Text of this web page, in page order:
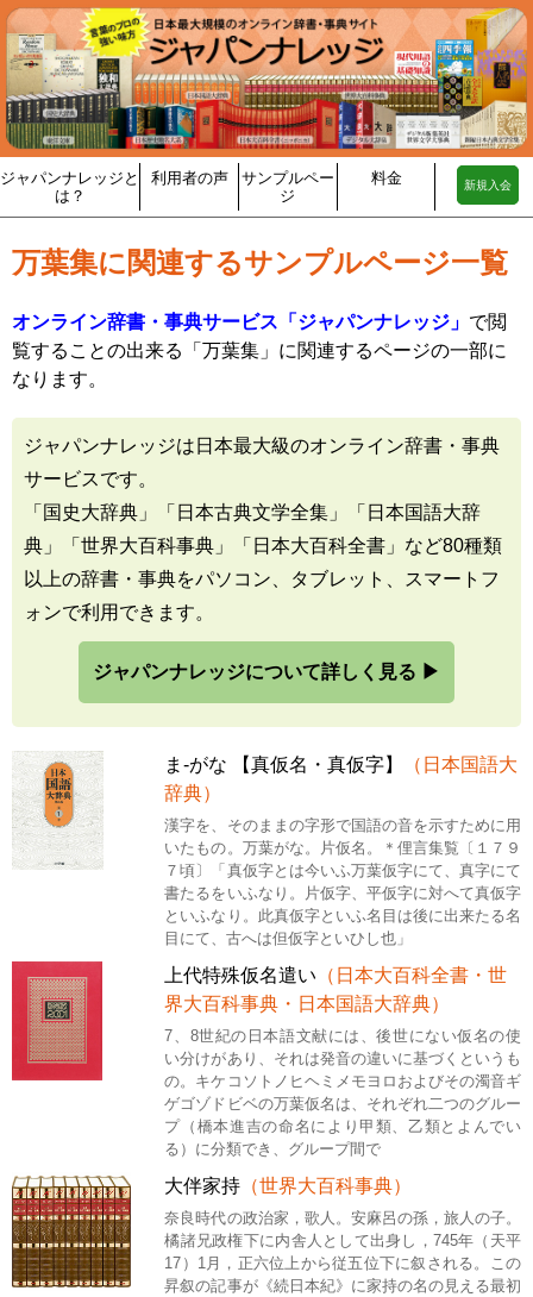
ジャパンナレッジと
は？
利用者の声
サンプルペー
ジ
料金 新規入会
万葉集に関連するサンプルページ一覧
オンライン辞書・事典サービス「ジャパンナレッジ」 で閲
覧することの出来る「万葉集」に関連するページの一部に
なります。
ジャパンナレッジは日本最大級のオンライン辞書・事典
サービスです。
「国史大辞典」「日本古典文学全集」「日本国語大辞
典」「世界大百科事典」「日本大百科全書」など80種類
以上の辞書・事典をパソコン、タブレット、スマートフ
ォンで利用できます。
ジャパンナレッジについて詳しく見る ▶
ま‐がな 【真仮名・真仮字】
（日本国語大
辞典）
漢字を、そのままの字形で国語の音を示すために用
いたもの。万葉がな。片仮名。＊俚言集覧〔１７９
７頃〕「真仮字とは今いふ万葉仮字にて、真字にて
書たるをいふなり。片仮字、平仮字に対へて真仮字
といふなり。此真仮字といふ名目は後に出来たる名
目にて、古へは但仮字といひし也」
上代特殊仮名遣い （日本大百科全書・世
界大百科事典・日本国語大辞典）
7、8世紀の日本語文献には、後世にない仮名の使
い分けがあり、それは発音の違いに基づくというも
の。キケコソトノヒヘミメモヨロおよびその濁音ギ
ゲゴゾドビベの万葉仮名は、それぞれ二つのグルー
プ（橋本進吉の命名により甲類、乙類とよんでい
る）に分類でき、グループ間で
大伴家持 （世界大百科事典）
奈良時代の政治家，歌人。安麻呂の孫，旅人の子。
橘諸兄政権下に内舎人として出身し，745年（天平
17）1月，正六位上から従五位下に叙される。この
昇叙の記事が《続日本紀》に家持の名の見える最初